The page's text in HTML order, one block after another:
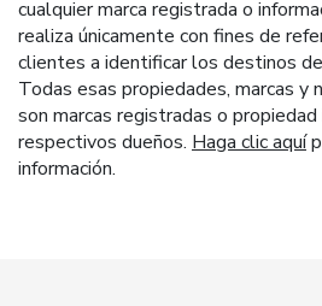
cualquier marca registrada o
realiza únicamente con fines de
clientes a identificar los destinos
Todas esas propiedades, marcas y
son marcas registradas o
respectivos dueños. Haga clic aquí
información.